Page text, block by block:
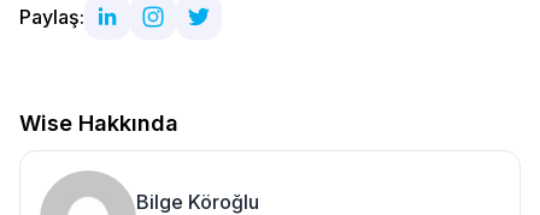
Paylaş:
Wise Hakkında
Bilge Köroğlu